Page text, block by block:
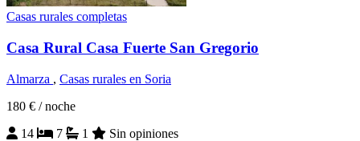
Casas rurales completas
Casa Rural Casa Fuerte San Gregorio
Almarza , Casas rurales en Soria
180 € / noche
14
7 1 Sin opiniones